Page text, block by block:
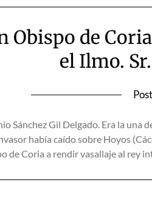
Obispo de
el Ilmo.
Sánchez Gil Delgado. Era la una
había caído sobre Hoyos
de Coria a rendir vasallaje al rey